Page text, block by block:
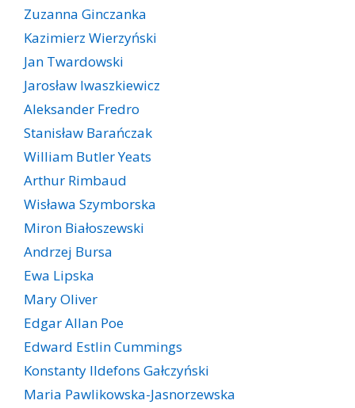
Zuzanna Ginczanka
Kazimierz Wierzyński
Jan Twardowski
Jarosław Iwaszkiewicz
Aleksander Fredro
Stanisław Barańczak
William Butler Yeats
Arthur Rimbaud
Wisława Szymborska
Miron Białoszewski
Andrzej Bursa
Ewa Lipska
Mary Oliver
Edgar Allan Poe
Edward Estlin Cummings
Konstanty Ildefons Gałczyński
Maria Pawlikowska-Jasnorzewska